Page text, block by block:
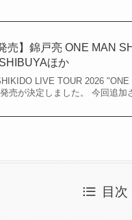
売】錦戸亮 ONE MAN
ほか
LIVE TOUR 2026
売が決定しました。 今回追加
目次